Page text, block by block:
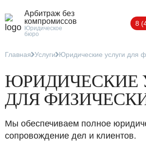
Арбитраж без
компромиссов
Юридическое
бюро
8
Главная Услуги Юридические услуги для
ЮРИДИЧЕСКИЕ
ДЛЯ
Мы обеспечиваем полное
сопровождение дел и клиентов.